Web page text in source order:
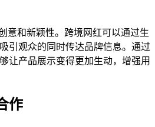
意和新颖性。跨境网红可以通过生
引观众的同时传达品牌信息。通过
让产品展示变得更加生动，增强用
作